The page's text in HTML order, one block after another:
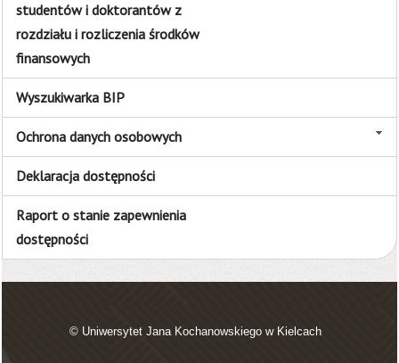
studentów i doktorantów z
rozdziału i rozliczenia środków
finansowych
Wyszukiwarka BIP
Ochrona danych osobowych
Deklaracja dostępności
Raport o stanie zapewnienia
dostępności
© Uniwersytet Jana Kochanowskiego w Kielcach